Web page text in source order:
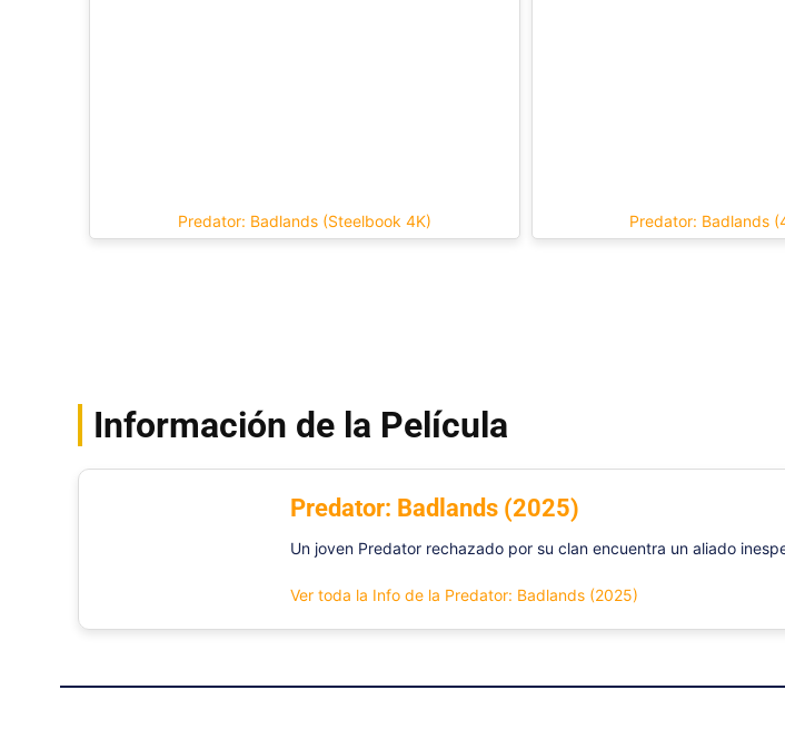
Predator: Badlands (Steelbook 4K) Predator: Badlands
Información de la Película
Predator: Badlands (2025)
Un joven Predator rechazado por su clan encuentra un aliado
Ver toda la Info de la Predator: Badlands (2025)